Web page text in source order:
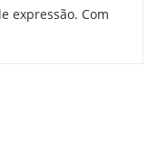
expressão. Com